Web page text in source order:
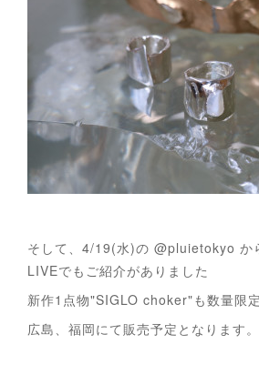
そして、4/19(水)の @pluietokyo か
LIVEでもご紹介がありました
新作1点物"SIGLO choker"も数量限定
広島、福岡にて販売予定となります。